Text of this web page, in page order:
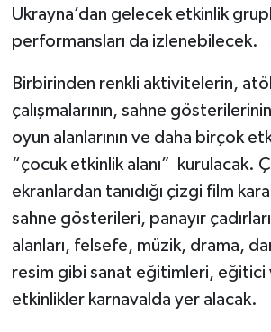
Ukrayna’dan gelecek etkinlik
performansları da izlenebilecek.
Birbirinden renkli aktivitelerin,
çalışmalarının, sahne
oyun alanlarının ve daha birçok
“çocuk etkinlik alanı” kurulacak.
ekranlardan tanıdığı çizgi film
sahne gösterileri, panayır
alanları, felsefe, müzik, drama,
resim gibi sanat eğitimleri, eğitici
etkinlikler karnavalda yer alacak.